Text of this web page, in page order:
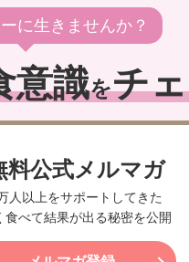
に生きませんか？
意識をチ
料公式メルマガ
人以上をサポートしてきた
食べて結果が出る秘密を公開